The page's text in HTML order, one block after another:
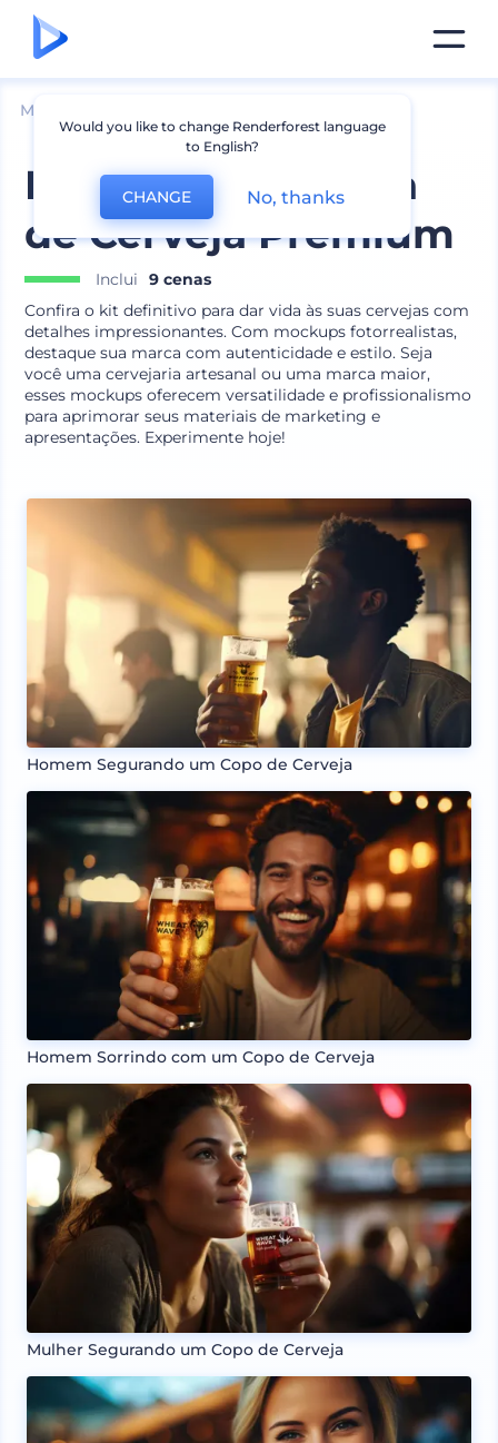
Mockups
Mockups de Marca
de Cerveja Premium
Inclui
9 cenas
Confira o kit definitivo para dar vida às suas cervejas com
detalhes impressionantes. Com mockups fotorrealistas,
destaque sua marca com autenticidade e estilo. Seja
você uma cervejaria artesanal ou uma marca maior,
esses mockups oferecem versatilidade e profissionalismo
para aprimorar seus materiais de marketing e
apresentações. Experimente hoje!
Homem Segurando um Copo de Cerveja
Homem Sorrindo com um Copo de Cerveja
Mulher Segurando um Copo de Cerveja
Would you like to change Renderforest language
to English?
CHANGE No, thanks